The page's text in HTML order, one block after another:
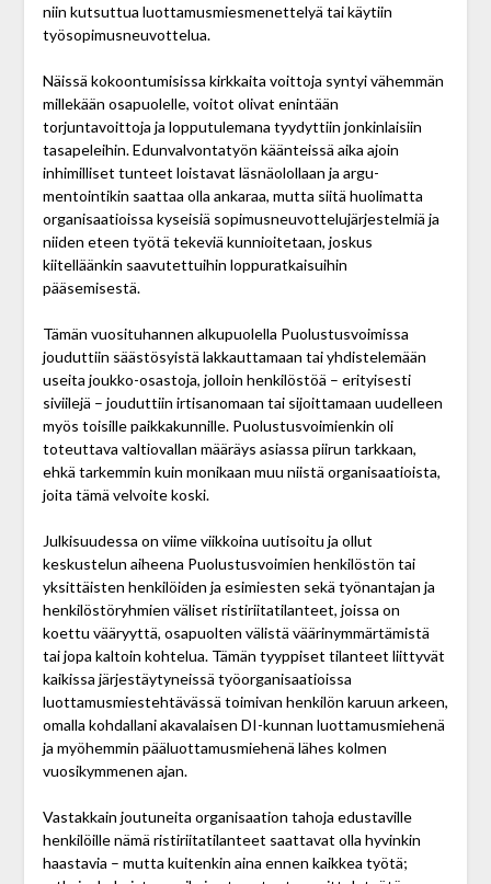
niin kutsuttua luottamusmiesmenettelyä tai käytiin
työsopimusneuvottelua.
Näissä kokoontumisissa kirkkaita voittoja syntyi vähemmän
millekään osapuolelle, voitot olivat enintään
torjuntavoittoja ja lopputulemana tyydyttiin jonkin­laisiin
tasapeleihin. Edunvalvontatyön käänteissä aika ajoin
inhimilliset tunteet loistavat läsnäolollaan ja argu­
mentointikin saattaa olla ankaraa, mutta siitä huolimatta
organisaatioissa kyseisiä sopimusneuvottelu­järjestelmiä ja
niiden eteen työtä tekeviä kunnioitetaan, joskus
kiitelläänkin saavutettuihin loppuratkaisuihin
pääsemisestä.
Tämän vuosituhannen alkupuolella Puolustus­voimissa
jouduttiin säästösyistä lakkauttamaan tai yhdistelemään
useita joukko-osastoja, jolloin henkilöstöä – erityisesti
siviilejä – jouduttiin irtisanomaan tai sijoittamaan uudelleen
myös toisille paikkakunnille. Puolustusvoimienkin oli
toteuttava valtiovallan määräys asiassa piirun tarkkaan,
ehkä tarkemmin kuin monikaan muu niistä organisaatioista,
joita tämä velvoite koski.
Julkisuudessa on viime viikkoina uutisoitu ja ollut
keskustelun aiheena Puolustusvoimien henkilöstön tai
yksittäisten henkilöiden ja esimiesten sekä työnantajan ja
henkilöstöryhmien väliset ristiriitatilanteet, joissa on
koettu vääryyttä, osapuolten välistä väärinymmärtämistä
tai jopa kaltoin kohtelua. Tämän tyyppiset tilanteet liittyvät
kaikissa järjestäytyneissä työ­organisaatioissa
luottamusmiestehtävässä toimivan henkilön karuun arkeen,
omalla kohdallani akavalaisen DI-kunnan luottamus­miehenä
ja myöhemmin pääluottamus­miehenä lähes kolmen
vuosikymmenen ajan.
Vastakkain joutuneita organisaation tahoja edustaville
henkilöille nämä ristiriitatilanteet saattavat olla hyvinkin
haastavia – mutta kuitenkin aina ennen kaikkea työtä;